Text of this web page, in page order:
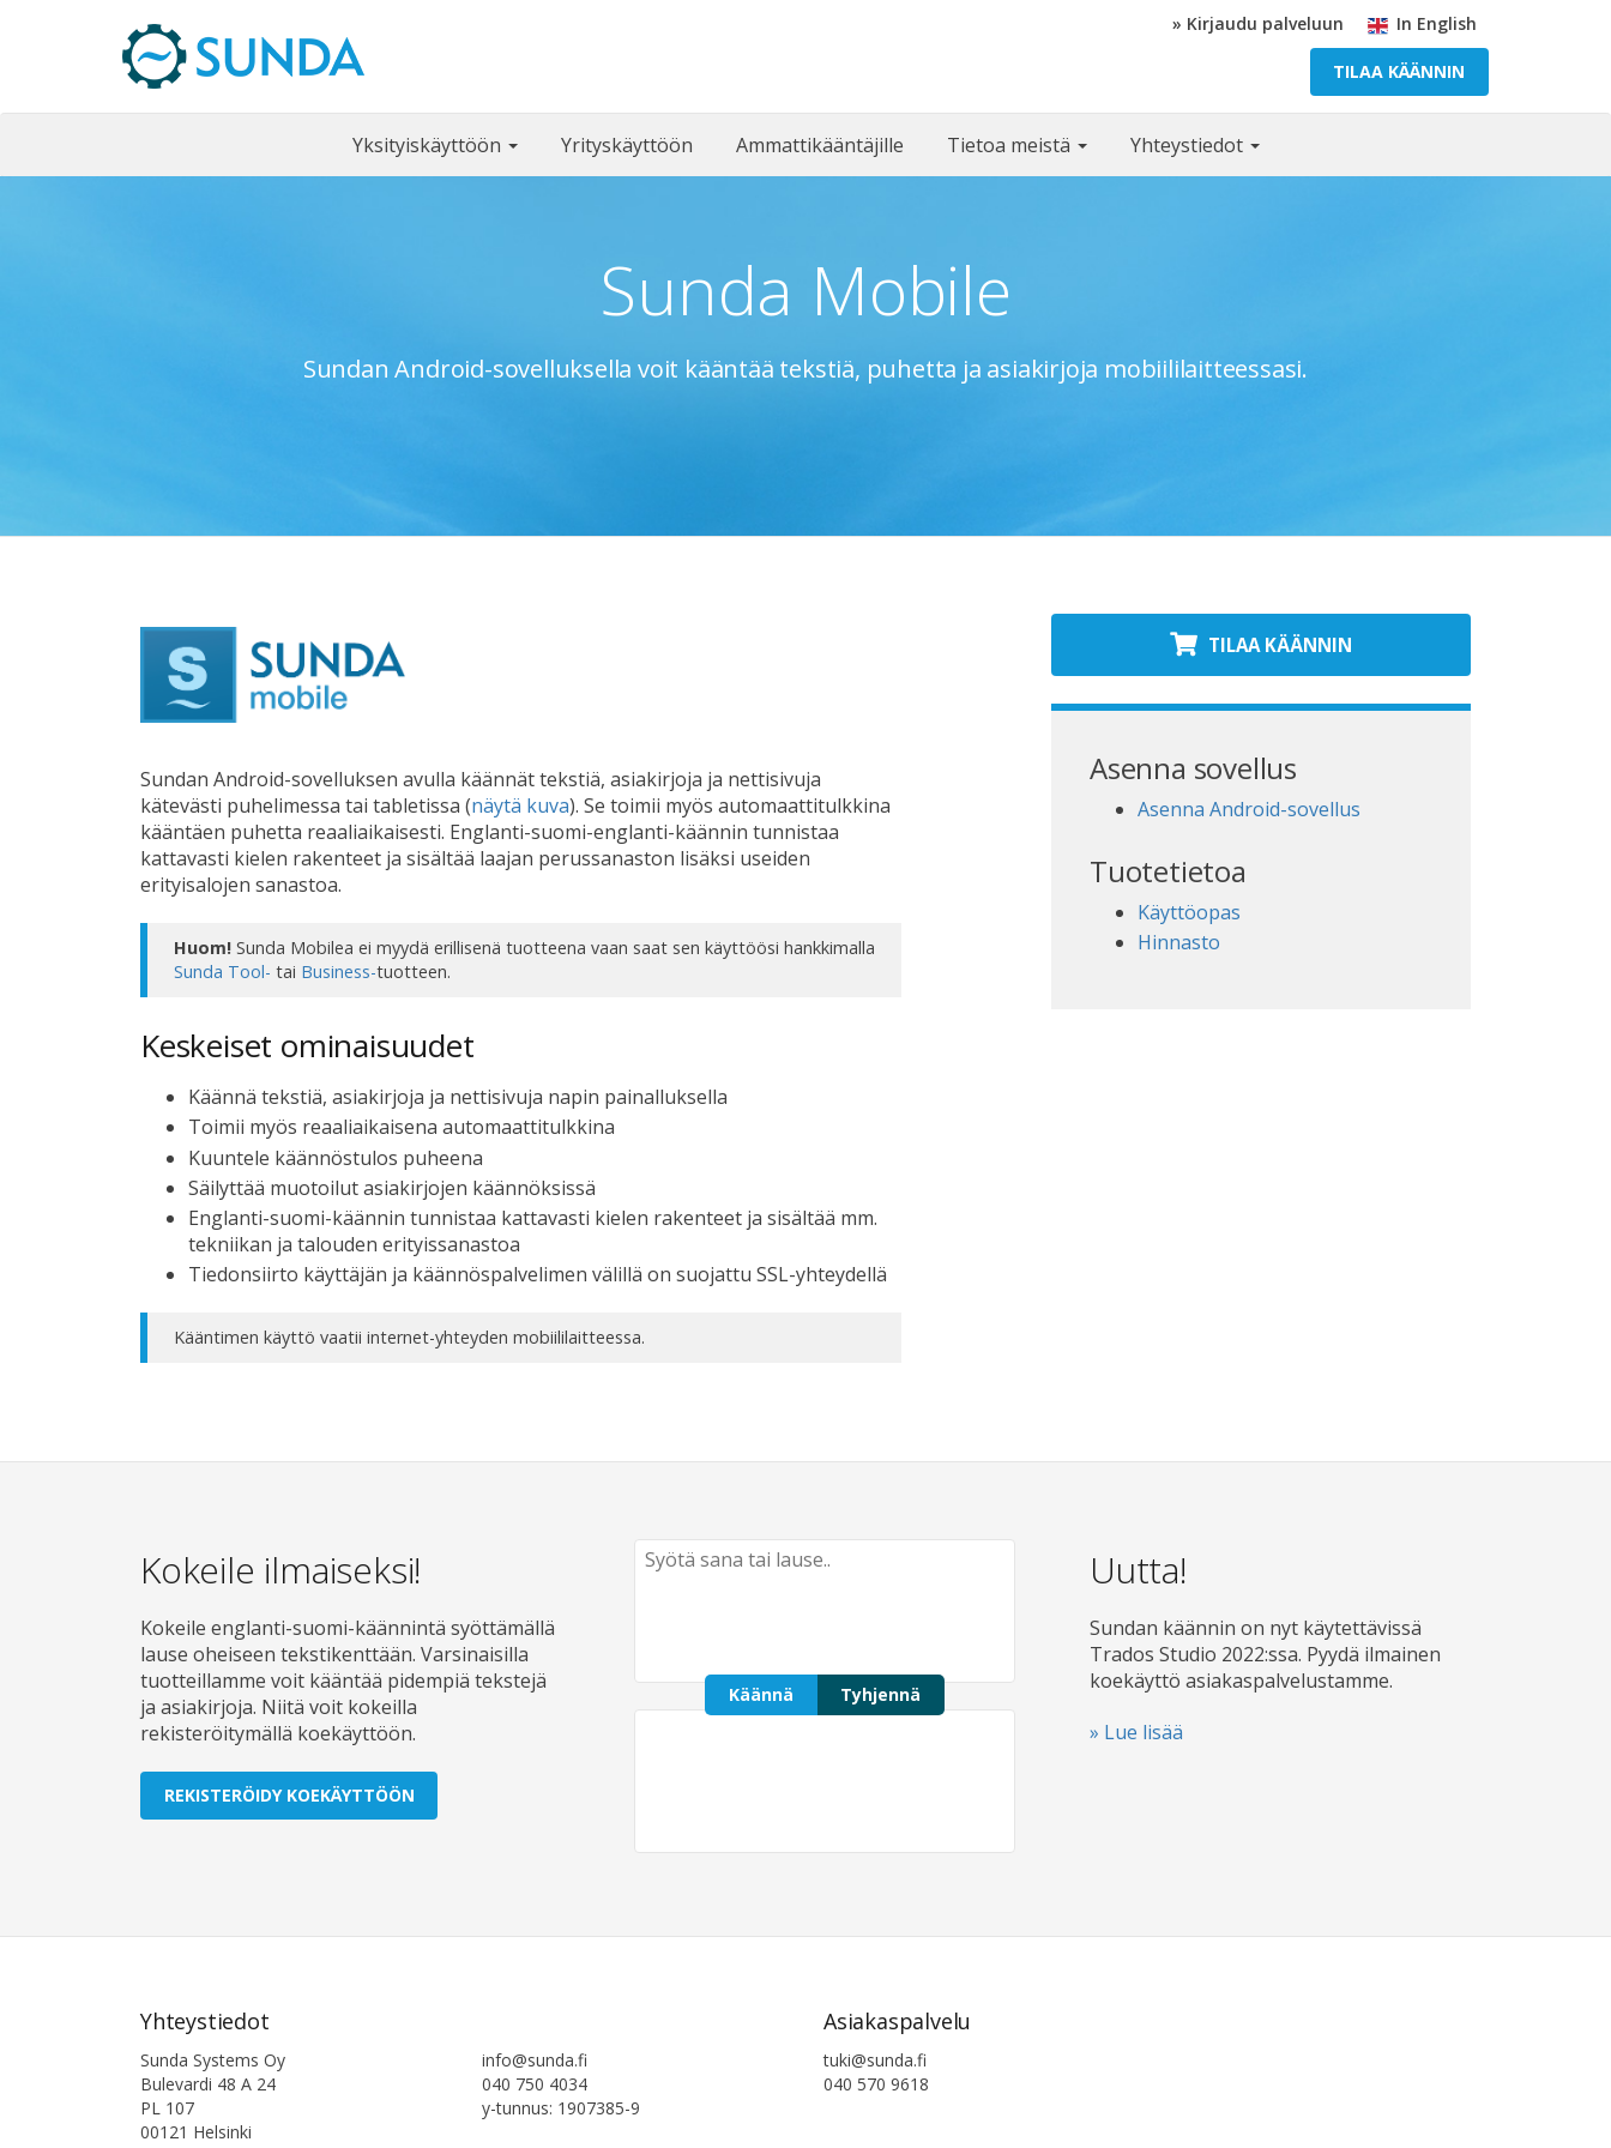
In English
» Kirjaudu palveluun
TILAA KÄÄNNIN
Yksityiskäyttöön Yrityskäyttöön Ammattikääntäjille Tietoa meistä Yhteystiedot
Sunda Mobile
Sundan Android-sovelluksella voit kääntää tekstiä, puhetta ja asiakirjoja mobiililaitteessasi.
Sundan Android-sovelluksen avulla käännät tekstiä, asiakirjoja ja nettisivuja
kätevästi puhelimessa tai tabletissa (näytä kuva). Se toimii myös automaattitulkkina
kääntäen puhetta reaaliaikaisesti. Englanti-suomi-englanti-käännin tunnistaa
kattavasti kielen rakenteet ja sisältää laajan perussanaston lisäksi useiden
erityisalojen sanastoa.
Huom!Sunda Mobilea ei myydä erillisenä tuotteena vaan saat sen käyttöösi hankkimalla
Sunda Tool- tai Business-tuotteen.
Keskeiset ominaisuudet
Käännä tekstiä, asiakirjoja ja nettisivuja napin painalluksella
Toimii myös reaaliaikaisena automaattitulkkina
Kuuntele käännöstulos puheena
Säilyttää muotoilut asiakirjojen käännöksissä
Englanti-suomi-käännin tunnistaa kattavasti kielen rakenteet ja sisältää mm.
tekniikan ja talouden erityissanastoa
Tiedonsiirto käyttäjän ja käännöspalvelimen välillä on suojattu SSL-yhteydellä
Kääntimen käyttö vaatii internet-yhteyden mobiililaitteessa.
TILAA KÄÄNNIN
Asenna sovellus
Asenna Android-sovellus
Tuotetietoa
Käyttöopas
Hinnasto
Kokeile ilmaiseksi!
Kokeile englanti-suomi-käännintä syöttämällä
lause oheiseen tekstikenttään. Varsinaisilla
tuotteillamme voit kääntää pidempiä tekstejä
ja asiakirjoja. Niitä voit kokeilla
rekisteröitymällä koekäyttöön.
REKISTERÖIDY KOEKÄYTTÖÖN
Käännä Tyhjennä
Uutta!
Sundan käännin on nyt käytettävissä
Trados Studio 2022:ssa. Pyydä ilmainen
koekäyttö asiakas­palvelustamme.
» Lue lisää
Yhteystiedot
Sunda Systems Oy
Bulevardi 48 A 24
PL 107
00121 Helsinki
info@sunda.fi
040 750 4034
y-tunnus: 1907385-9
Asiakaspalvelu
tuki@sunda.fi
040 570 9618